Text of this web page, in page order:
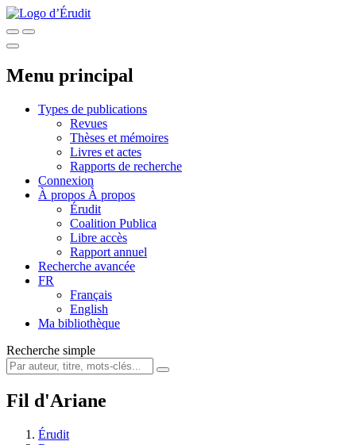
Menu principal
Types de publications
Revues
Thèses et mémoires
Livres et actes
Rapports de recherche
Connexion
À propos À propos
Érudit
Coalition Publica
Libre accès
Rapport annuel
Recherche avancée
FR
Français
English
Ma bibliothèque
Recherche simple
Fil d'Ariane
Érudit